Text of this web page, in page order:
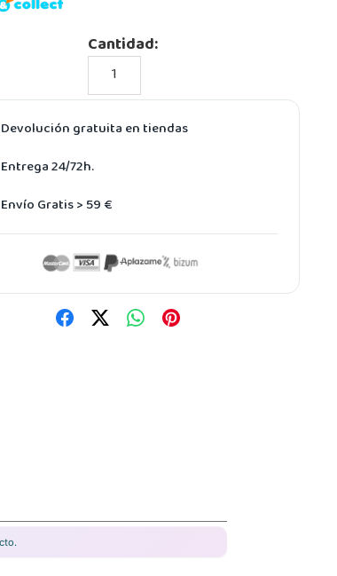
Cantidad:
Devolución gratuita en tiendas
Entrega 24/72h.
Envío Gratis > 59 €